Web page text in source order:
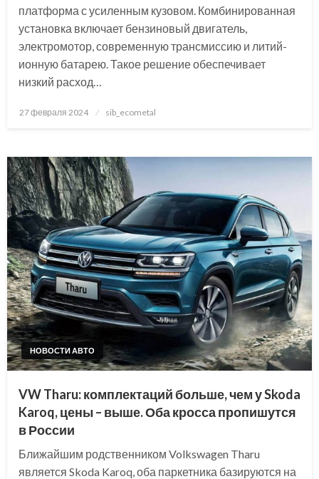
платформа с усиленным кузовом. Комбинированная
установка включает бензиновый двигатель,
электромотор, современную трансмиссию и литий-
ионную батарею. Такое решение обеспечивает
низкий расход…
Posted
27 февраля 2024 sib_ecometal
НОВОСТИ АВТО
VW Tharu: комплектаций больше, чем у Skoda
Karoq, цены – выше. Оба кросса пропишутся
в России
Ближайшим родственником Volkswagen Tharu
является Skoda Karoq, оба паркетника базируются на